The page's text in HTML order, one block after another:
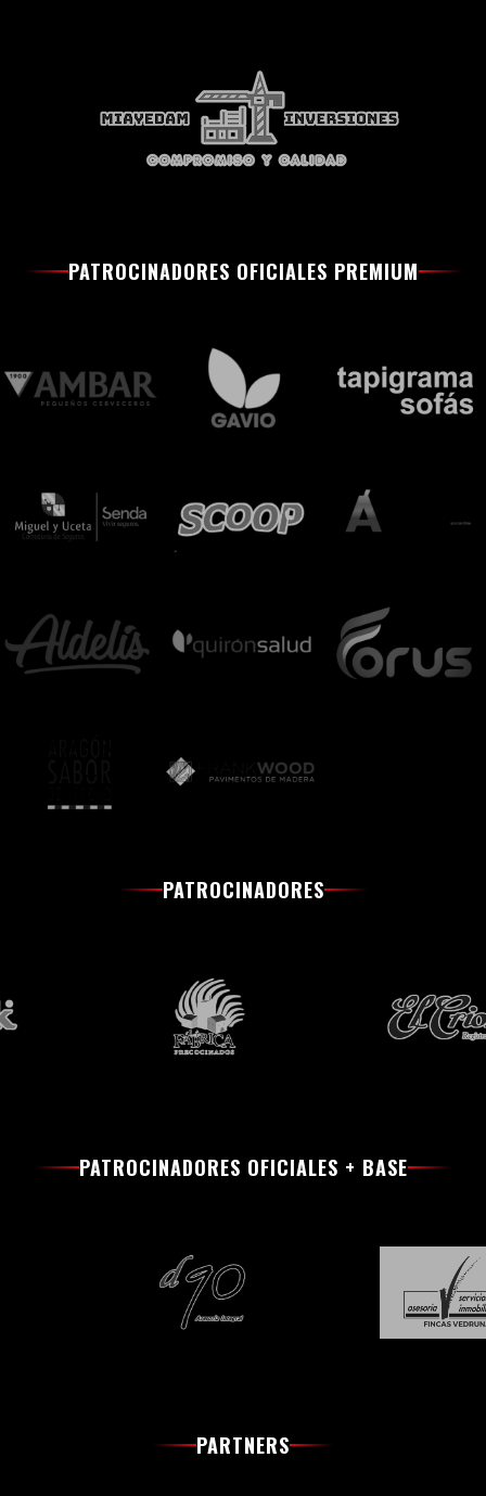
PATROCINADORES OFICIALES PREMIUM
PATROCINADORES
PATROCINADORES OFICIALES + BASE
PARTNERS